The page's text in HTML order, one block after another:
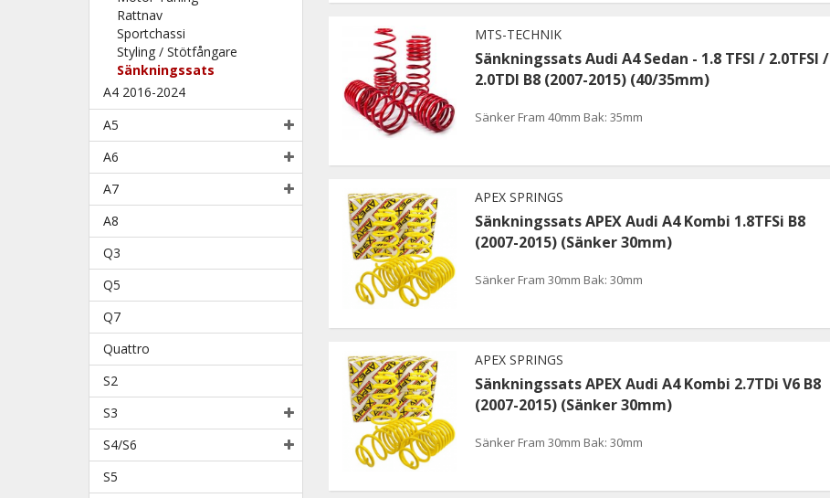
Rattnav
Sportchassi
Styling / Stötfångare
Sänkningssats
A4 2016-2024
A5
A6
A7
A8
Q3
Q5
Q7
Quattro
S2
S3
S4/S6
S5
MTS-TECHNIK
Sänkningssats Audi A4 Sedan - 1.8 TFSI / 2.0TFSI /
2.0TDI B8 (2007-2015) (40/35mm)
Sänker Fram 40mm Bak: 35mm
APEX SPRINGS
Sänkningssats APEX Audi A4 Kombi 1.8TFSi B8
(2007-2015) (Sänker 30mm)
Sänker Fram 30mm Bak: 30mm
APEX SPRINGS
Sänkningssats APEX Audi A4 Kombi 2.7TDi V6 B8
(2007-2015) (Sänker 30mm)
Sänker Fram 30mm Bak: 30mm